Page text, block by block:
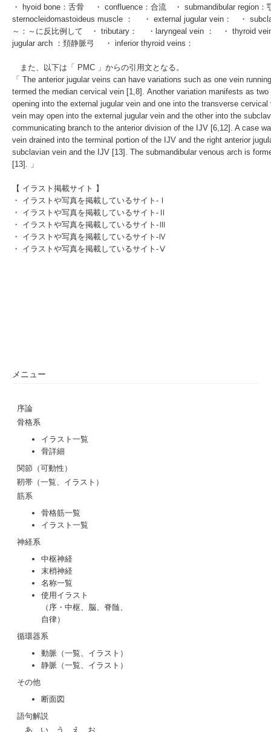
・
hyoid bone：舌骨 ・ confluence：合流 ・ submandibular region
sternocleidomastoideus muscle： ・ external jugular vein： ・
～：～に反比例して ・ tributary： ・ laryngeal vein： ・ thyroid
jugular arch：頚静脈弓 ・ inferior thyroid veins ：
また、以下は「 PMC」からの引用文となる。
「 The anterior jugular veins can have variations such as one vein
termed the median cervical vein [1,8]. Another variation manifests as
opening into the external jugular vein and one into the transverse
vein may open into the external jugular vein and the other into the
communicating branch to the anterior division of the IJV [6,12]. A case
vein drained into the terminal portion of the IJV and the right anterior
subclavian vein and the IJV [13]. The submandibular venous arch is
[13]. 」
【 イラスト掲載サイト 】
・ イラストや写真を掲載しているサイト-Ⅰ
・ イラストや写真を掲載しているサイト-Ⅱ
・ イラストや写真を掲載しているサイト-Ⅲ
・ イラストや写真を掲載しているサイト-Ⅳ
・ イラストや写真を掲載しているサイト-Ⅴ
メニュー